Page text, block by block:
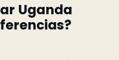
Uganda